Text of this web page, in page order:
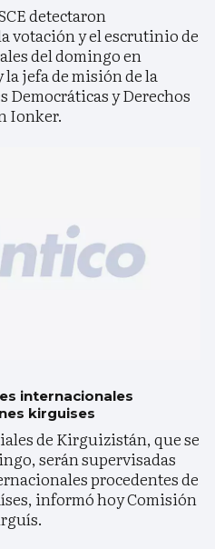
detectaron
votación y el escrutinio de
del domingo en
jefa de misión de la
y Derechos
Ionker.
internacionales
kirguises
de Kirguizistán, que se
serán supervisadas
procedentes de
informó hoy Comisión